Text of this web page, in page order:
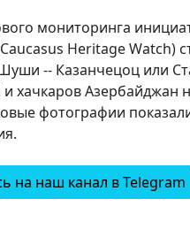
мониторинга
Heritage Watch)
-- Казанчецоц или
хачкаров Азербайджан
фотографии
на наш канал в Telegram